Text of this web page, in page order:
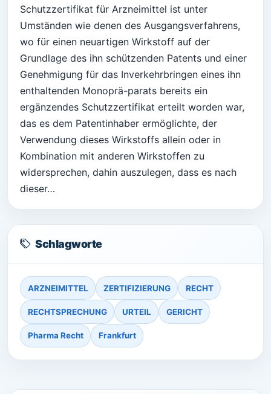
Schutzzertifikat für Arzneimittel ist unter
Umständen wie denen des Ausgangsverfahrens,
wo für einen neuartigen Wirkstoff auf der
Grundlage des ihn schützenden Patents und einer
Genehmigung für das Inverkehrbringen eines ihn
enthaltenden Monoprä-parats bereits ein
ergänzendes Schutzzertifikat erteilt worden war,
das es dem Patentinhaber ermöglichte, der
Verwendung dieses Wirkstoffs allein oder in
Kombination mit anderen Wirkstoffen zu
widersprechen, dahin auszulegen, dass es nach
dieser…
Schlagworte
ARZNEIMITTEL ZERTIFIZIERUNG RECHT
RECHTSPRECHUNG URTEIL GERICHT
Pharma Recht Frankfurt